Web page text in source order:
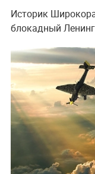
Историк
блокадный